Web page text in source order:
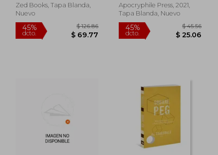
Zed Books, Tapa Blanda,
Nuevo
Apocryphile Press, 2021,
Tapa Blanda, Nuevo